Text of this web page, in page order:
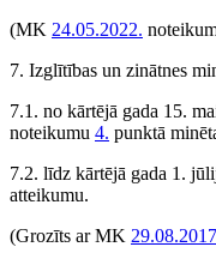
(MK 24.05.2022.
7. Izglītības un zinātnes
7.1. no kārtējā gada 15.
noteikumu 4. punktā
7.2. līdz kārtējā gada 1.
atteikumu.
(Grozīts ar MK